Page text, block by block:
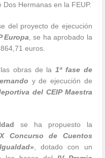
Hermanas en la FEUP.
del proyecto de ejecución
Europa , se ha aprobado la
euros.
las obras de la1ª fase de
y de ejecución de
del CEIP Maestra
se ha propuesto la
X Concurso de Cuentos
, dotado con un